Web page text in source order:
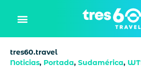
tres60.travel
Noticias, Portada, Sudamérica,